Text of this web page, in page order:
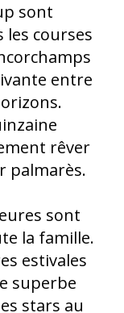
sont
les courses
entre
rêver
palmarès.
sont
la famille.
estivales
superbe
stars au